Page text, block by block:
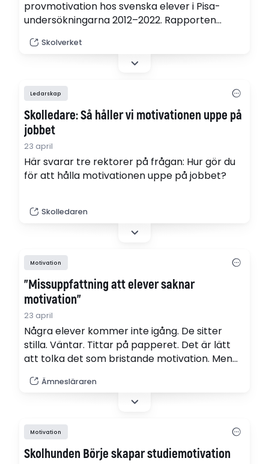
provmotivation hos svenska elever i Pisa-
undersökningarna 2012–2022. Rapporten
motivation och ett tidsbaserat mått på
engagemang. Rapporten undersöker också
(pdf)
Skolverket
Ledarskap
Skolledare: Så håller vi motivationen uppe på
jobbet
23 april
Här svarar tre rektorer på frågan: Hur gör du
för att hålla motivationen uppe på jobbet?
Skolledaren
Motivation
"Missuppfattning att elever saknar
motivation"
23 april
Några elever kommer inte igång. De sitter
stilla. Väntar. Tittar på papperet. Det är lätt
att tolka det som bristande motivation. Men
Karin Hassle.
Ämnesläraren
Motivation
Skolhunden Börje skapar studiemotivation